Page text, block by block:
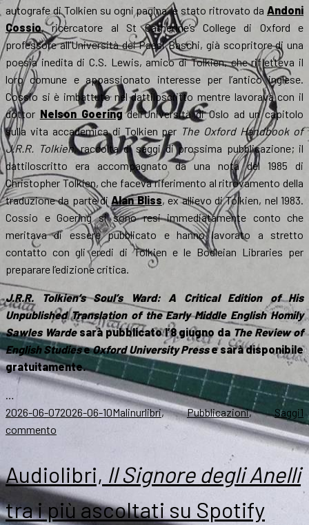
autografe di Tolkien su ogni pagina, è stato ritrovato da Andoni
Cossio, ricercatore al St Catherine’s College di Oxford e
professore all’Università dei Paesi Baschi, già scopritore di una
poesia inedita di C.S. Lewis, amico di Tolkien, che rifletteva il
loro comune e appassionato interesse per l’antico inglese.
Cossio si è imbattuto nel dattiloscritto mentre lavorava con il
dottor Nelson Goeringdell’Università di Oslo ad un capitolo
sulla vita accademica di Tolkien per The Oxford Handbook of
J.R.R. Tolkien, raccolta di saggi di prossima pubblicazione; il
dattiloscritto era accompagnato da una nota del 1985 di
Christopher Tolkien, che faceva riferimento al ritrovamento della
traduzione da parte diAlan Bliss, ex allievo di Tolkien, nel 1983.
Cossio e Goering si sono resi immediatamente conto che
meritava di essere pubblicato e hanno lavorato a stretto
contatto con gli eredi di Tolkien e le Bodleian Libraries per
preparare l’edizione critica.
J.R.R. Tolkien’s Soul’s Ward: A Critical Edition of His
Unpublished Translation of the Early Middle English Homily
Sawles Wardesarà pubblicato l’8 giugno da The Review of
English StudieseOxford University Presse sarà disponibile
gratuitamente.
…
Scritto
il
2026-06-072026-06-10Autore
MalinurCategorie
libri,Pubblicazioni,Saggi1
commento
un
nuovo
inedito
Audiolibri, Il Signore degli Anelli
tra i più ascoltati su Spotify